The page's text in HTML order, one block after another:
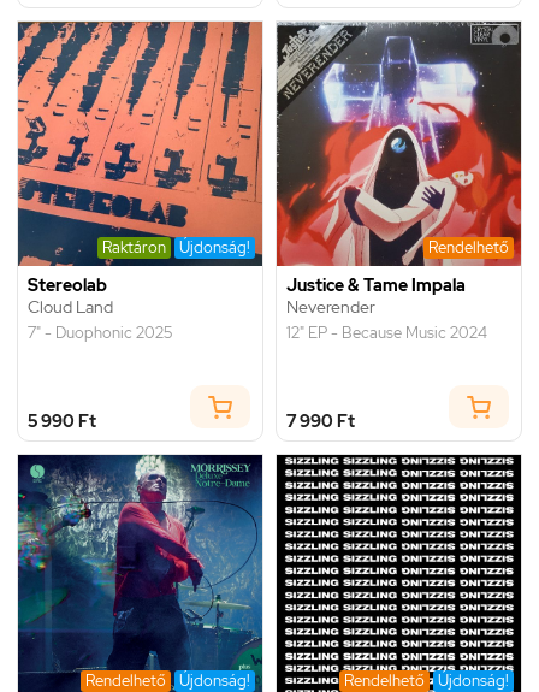
Raktáron Újdonság!
Stereolab
Cloud Land
7" - Duophonic 2025
5 990 Ft
Rendelhető
Justice & Tame Impala
Neverender
12" EP - Because Music 2024
7 990 Ft
Rendelhető Újdonság! Rendelhető Újdonság!